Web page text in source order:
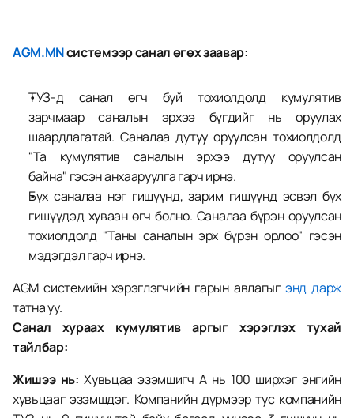
AGM.MN системээр санал өгөх заавар:
TУЗ-д санал өгч буй тохиолдолд кумулятив
зарчмаар саналын эрхээ бүгдийг нь оруулах
шаардлагатай. Саналаа дутуу оруулсан тохиолдолд
"Та кумулятив саналын эрхээ дутуу оруулсан
байна" гэсэн анхааруулга гарч ирнэ.
Бүх саналаа нэг гишүүнд, зарим гишүүнд эсвэл бүх
гишүүдэд хуваан өгч болно. Саналаа бүрэн оруулсан
тохиолдолд "Таны саналын эрх бүрэн орлоо" гэсэн
мэдэгдэл гарч ирнэ.
AGM системийн хэрэглэгчийн гарын авлагыг энд дарж
татна уу.
Санал хураах кумулятив аргыг хэрэглэх тухай
тайлбар:
Жишээ нь: Хувьцаа эзэмшигч А нь 100 ширхэг энгийн
хувьцааг эзэмшдэг. Компанийн дүрмээр тус компанийн